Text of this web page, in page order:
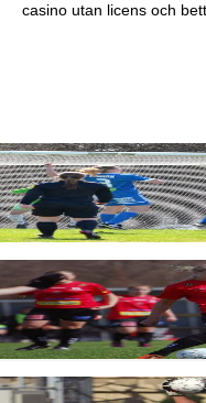
casino utan licens och
LB 07 – QBIK
27 April 2013, 22:40